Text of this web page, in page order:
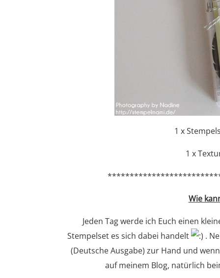
1 x
1 x
Wie
Jeden Tag werde ich Euch einen
Stempelset es sich dabei handelt
.
(Deutsche Ausgabe) zur Hand und
auf meinem Blog, natürlich